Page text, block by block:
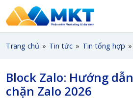
Trang chủ » Tin tức » Tin tổng hợp »
Block Zalo: Hướng
chặn Zalo 2026